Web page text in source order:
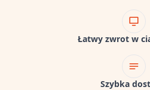
Łatwy zwrot w
Szybka